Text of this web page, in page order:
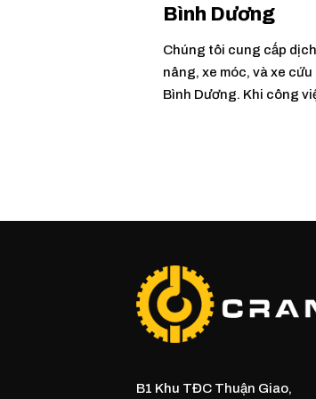
Bình Dương
Chúng tôi cung cấp
nâng, xe móc, và xe cứu
Bình Dương. Khi công
B1 Khu TĐC Thuận Giao,